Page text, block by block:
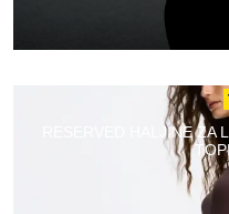
RESERVED HALJINE ZA